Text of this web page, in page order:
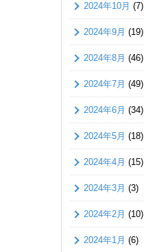
2024年10月 (7)
2024年9月 (19)
2024年8月 (46)
2024年7月 (49)
2024年6月 (34)
2024年5月 (18)
2024年4月 (15)
2024年3月 (3)
2024年2月 (10)
2024年1月 (6)